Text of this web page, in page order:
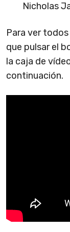
Nicholas
Para ver
que pulsar el
la caja de
continuación.